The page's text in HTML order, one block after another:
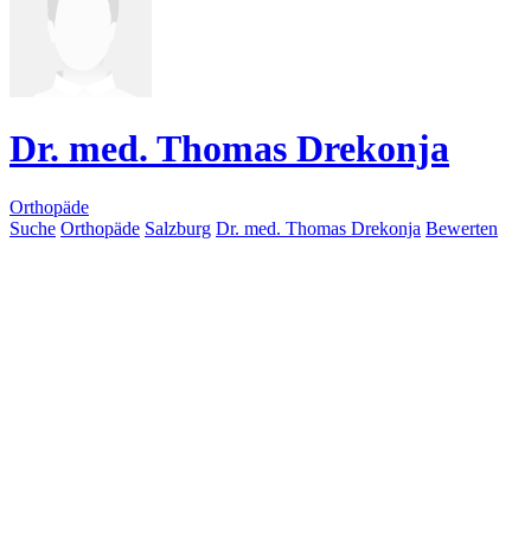
Dr. med. Thomas Drekonja
Orthopäde
Suche Orthopäde Salzburg Dr. med. Thomas Drekonja Bewerten